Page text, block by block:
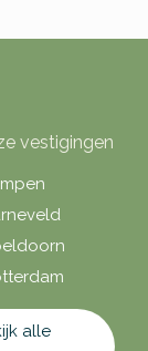
vestigingen
alle